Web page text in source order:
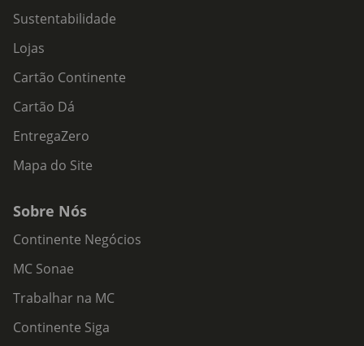
Sustentabilidade
Lojas
Cartão Continente
Cartão Dá
EntregaZero
Mapa do Site
Sobre Nós
Continente Negócios
MC Sonae
Trabalhar na MC
Continente Siga